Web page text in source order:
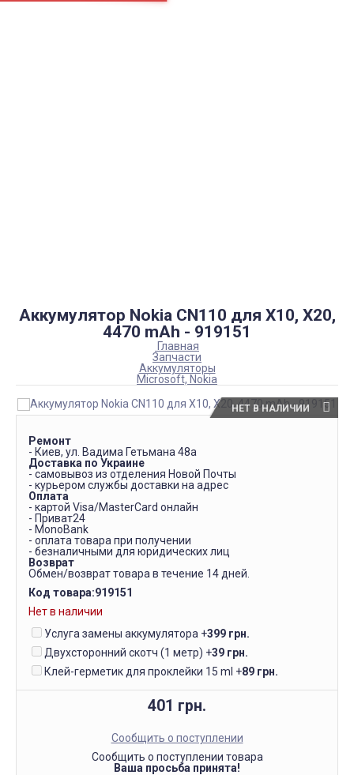
Аккумулятор Nokia CN110 для X10, X20,
4470 mAh - 919151
Главная
Запчасти
Аккумуляторы
Microsoft, Nokia
НЕТ В НАЛИЧИИ
Ремонт
- Киев, ул. Вадима Гетьмана 48а
Доставка по Украине
- самовывоз из отделения Новой Почты
- курьером службы доставки на адрес
Оплата
- картой Visa/MasterCard онлайн
- Приват24
- MonoBank
- оплата товара при получении
- безналичными для юридических лиц
Возврат
Обмен/возврат товара в течение 14 дней.
Код товара:919151
Нет в наличии
Услуга замены аккумулятора +399 грн.
Двухсторонний скотч (1 метр) +39 грн.
Клей-герметик для проклейки 15 ml +89 грн.
401 грн.
Сообщить о поступлении
Сообщить о поступлении товара
Ваша просьба принята!